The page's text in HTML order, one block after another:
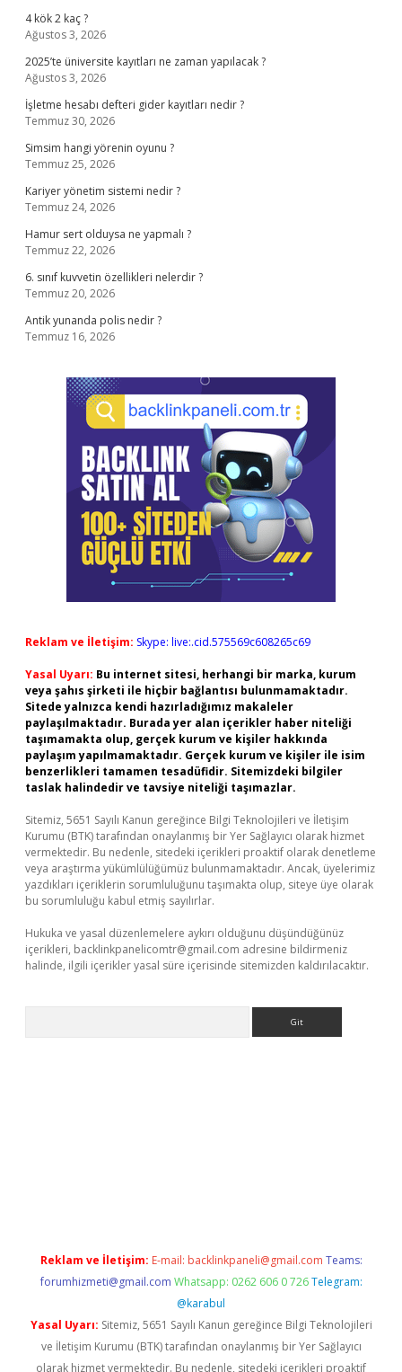
4 kök 2 kaç ?
Ağustos 3, 2026
2025’te üniversite kayıtları ne zaman yapılacak ?
Ağustos 3, 2026
İşletme hesabı defteri gider kayıtları nedir ?
Temmuz 30, 2026
Simsim hangi yörenin oyunu ?
Temmuz 25, 2026
Kariyer yönetim sistemi nedir ?
Temmuz 24, 2026
Hamur sert olduysa ne yapmalı ?
Temmuz 22, 2026
6. sınıf kuvvetin özellikleri nelerdir ?
Temmuz 20, 2026
Antik yunanda polis nedir ?
Temmuz 16, 2026
Reklam ve İletişim: Skype: live:.cid.575569c608265c69
Yasal Uyarı: Bu internet sitesi, herhangi bir marka, kurum
veya şahıs şirketi ile hiçbir bağlantısı bulunmamaktadır.
Sitede yalnızca kendi hazırladığımız makaleler
paylaşılmaktadır. Burada yer alan içerikler haber niteliği
taşımamakta olup, gerçek kurum ve kişiler hakkında
paylaşım yapılmamaktadır. Gerçek kurum ve kişiler ile isim
benzerlikleri tamamen tesadüfidir. Sitemizdeki bilgiler
taslak halindedir ve tavsiye niteliği taşımazlar.
Sitemiz, 5651 Sayılı Kanun gereğince Bilgi Teknolojileri ve İletişim
Kurumu (BTK) tarafından onaylanmış bir Yer Sağlayıcı olarak hizmet
vermektedir. Bu nedenle, sitedeki içerikleri proaktif olarak denetleme
veya araştırma yükümlülüğümüz bulunmamaktadır. Ancak, üyelerimiz
yazdıkları içeriklerin sorumluluğunu taşımakta olup, siteye üye olarak
bu sorumluluğu kabul etmiş sayılırlar.
Hukuka ve yasal düzenlemelere aykırı olduğunu düşündüğünüz
içerikleri, backlinkpanelicomtr@gmail.com adresine bildirmeniz
halinde, ilgili içerikler yasal süre içerisinde sitemizden kaldırılacaktır.
Reklam ve İletişim: E-mail: backlinkpaneli@gmail.com Teams:
forumhizmeti@gmail.com Whatsapp: 0262 606 0 726 Telegram:
@karabul
Yasal Uyarı: Sitemiz, 5651 Sayılı Kanun gereğince Bilgi Teknolojileri
ve İletişim Kurumu (BTK) tarafından onaylanmış bir Yer Sağlayıcı
olarak hizmet vermektedir. Bu nedenle, sitedeki içerikleri proaktif